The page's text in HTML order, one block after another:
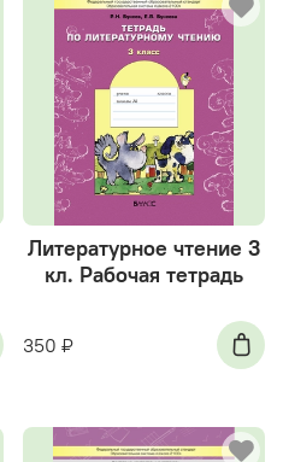
Литературное чтение 3
кл. Рабочая тетрадь
350 ₽